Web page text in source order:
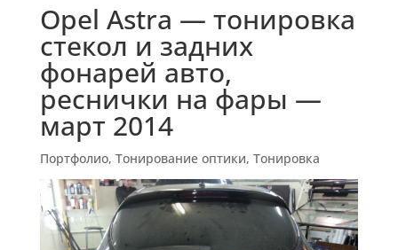
Opel Astra — тонировка
стекол и задних
фонарей авто,
реснички на фары —
март 2014
Портфолио, Тонирование оптики, Тонировка